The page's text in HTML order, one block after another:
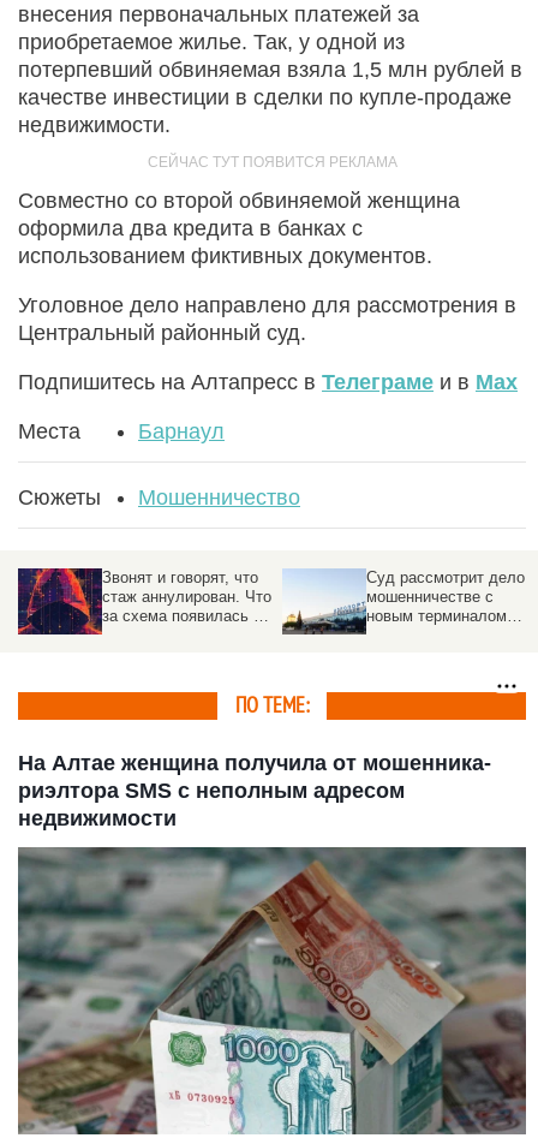
внесения первоначальных платежей за
приобретаемое жилье. Так, у одной из
потерпевший обвиняемая взяла 1,5 млн рублей в
качестве инвестиции в сделки по купле-продаже
недвижимости.
Совместно со второй обвиняемой женщина
оформила два кредита в банках с
использованием фиктивных документов.
Уголовное дело направлено для рассмотрения в
Центральный районный суд.
Подпишитесь на Алтапресс в Телеграме и в Max
Места Барнаул
Сюжеты Мошенничество
Звонят и говорят, что
стаж аннулирован. Что
за схема появилась в
Суд рассмотрит дело о
мошенничестве с
новым терминалом
ПО ТЕМЕ:
На Алтае женщина получила от мошенника-
риэлтора SMS с неполным адресом
недвижимости